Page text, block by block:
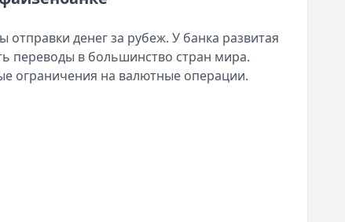
денег за рубеж. У банка развитая
переводы в большинство стран мира.
ограничения на валютные операции.